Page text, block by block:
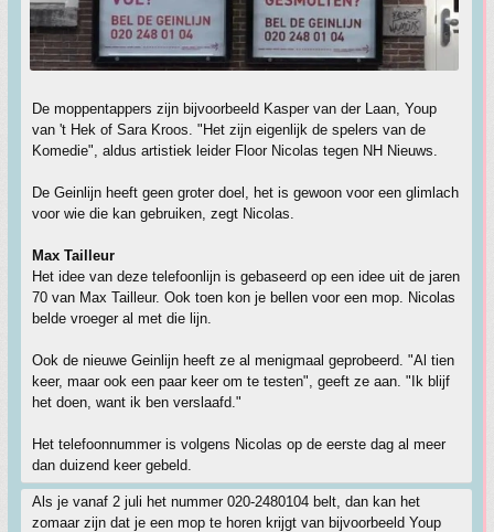
De moppentappers zijn bijvoorbeeld Kasper van der Laan, Youp
van 't Hek of Sara Kroos. "Het zijn eigenlijk de spelers van de
Komedie", aldus artistiek leider Floor Nicolas tegen NH Nieuws.
De Geinlijn heeft geen groter doel, het is gewoon voor een glimlach
voor wie die kan gebruiken, zegt Nicolas.
Max Tailleur
Het idee van deze telefoonlijn is gebaseerd op een idee uit de jaren
70 van Max Tailleur. Ook toen kon je bellen voor een mop. Nicolas
belde vroeger al met die lijn.
Ook de nieuwe Geinlijn heeft ze al menigmaal geprobeerd. "Al tien
keer, maar ook een paar keer om te testen", geeft ze aan. "Ik blijf
het doen, want ik ben verslaafd."
Het telefoonnummer is volgens Nicolas op de eerste dag al meer
dan duizend keer gebeld.
Als je vanaf 2 juli het nummer 020-2480104 belt, dan kan het
zomaar zijn dat je een mop te horen krijgt van bijvoorbeeld Youp